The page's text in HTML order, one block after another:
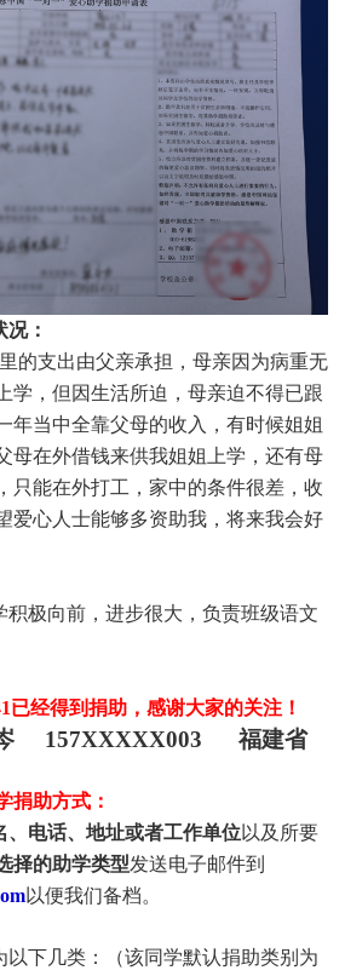
：
的支出由父亲承担，母亲因为病重无
学，但因生活所迫，母亲迫不得已跟
年当中全靠父母的收入，有时候姐姐
母在外借钱来供我姐姐上学，还有母
只能在外打工，家中的条件很差，收
爱心人士能够多资助我，将来我会好
积极向前，进步很大，负责班级语文
已经得到捐助，感谢大家的关注！
157XXXXX003 福建省
捐助方式：
、电话、地址或者工作单位以及所要
择的助学类型发送电子邮件到
以便我们备档。
以下几类：（该同学默认捐助类别为